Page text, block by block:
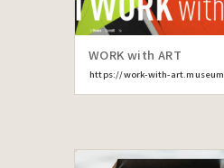
WORK with ART